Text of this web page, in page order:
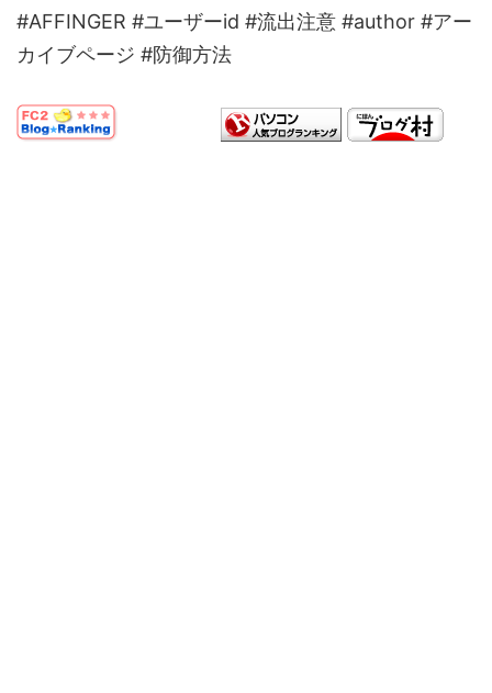
#AFFINGER #ユーザーid #流出注意 #author #アー
カイブページ #防御方法